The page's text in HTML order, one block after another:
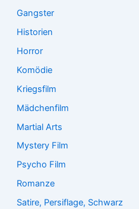
Gangster
Historien
Horror
Komödie
Kriegsfilm
Mädchenfilm
Martial Arts
Mystery Film
Psycho Film
Romanze
Satire, Persiflage, Schwarz